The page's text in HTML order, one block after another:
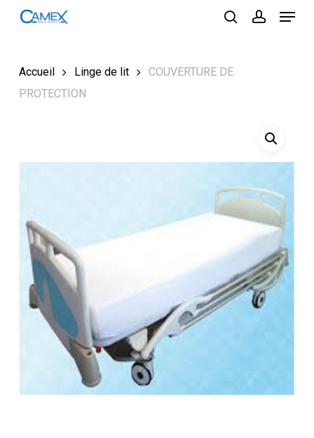
content
Menu
Accueil Linge de lit
COUVERTURE DE
PROTECTION